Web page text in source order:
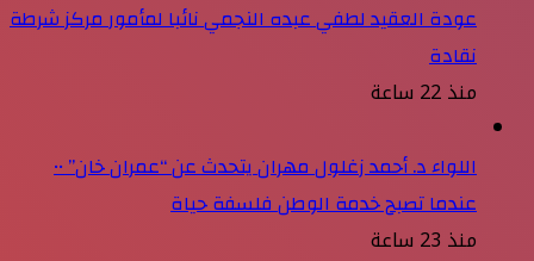
عودة العقيد لطفي عبده النجمي نائبا لمأمور مركز شرطة
نقادة
منذ 22 ساعة
اللواء د. أحمد زغلول مهران يتحدث عن “عمران خان” ••
عندما تصبح خدمة الوطن فلسفة حياة
منذ 23 ساعة